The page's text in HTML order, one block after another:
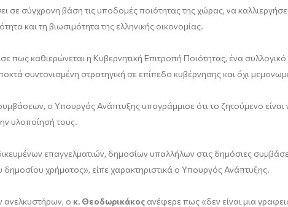
σε σύγχρονη βάση τις υποδομές ποιότητας της χώρας, να
και τη βιωσιμότητα της ελληνικής οικονομίας.
πως καθιερώνεται η Κυβερνητική Επιτροπή Ποιότητας, ένα
συντονισμένη στρατηγική σε επίπεδο κυβέρνησης και όχι
ο Υπουργός Ανάπτυξης υπογράμμισε ότι το ζητούμενο
υλοποίησή τους.
επαγγελματιών, δημοσίων υπαλλήλων στις δημόσιες
δημοσίου χρήματος», είπε χαρακτηριστικά ο Υπουργός Ανάπτυξης.
ανελκυστήρων, ο κ. Θεοδωρικάκος ανέφερε πως «δεν είναι μια